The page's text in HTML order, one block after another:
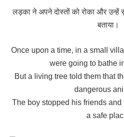
लड़का ने अपने दोस्तों को रोका और उन्हें
बताया।
Once upon a time, in a small
were going to bathe
But a living tree told them that
dangerous
The boy stopped his friends and
a safe